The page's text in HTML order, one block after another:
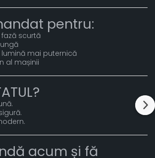
pentru:
scurtă
mai puternică
al mașinii
acum și fă